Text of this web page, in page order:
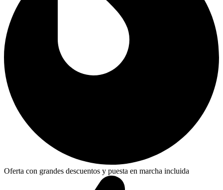
Oferta con grandes descuentos y puesta en marcha incluida